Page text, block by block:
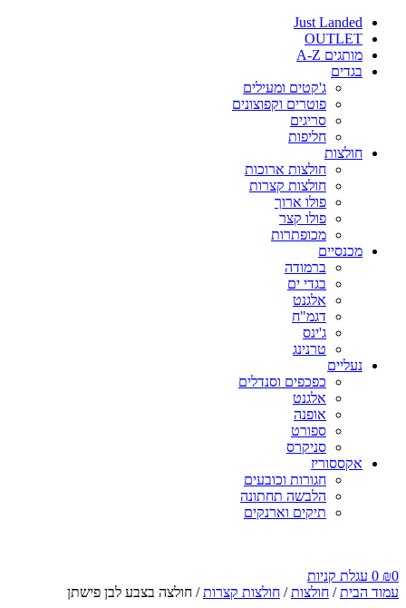
Just Landed
OUTLET
מותגים A-Z
בגדים
ג'קטים ומעילים
פוטרים וקפוצונים
סריגים
חליפות
חולצות
חולצות ארוכות
חולצות קצרות
פולו ארוך
פולו קצר
מכופתרות
מכנסיים
ברמודה
בגדי ים
אלגנט
דגמ"ח
ג'ינס
טרנינג
נעליים
כפכפים וסנדלים
אלגנט
אופנה
ספורט
סניקרס
אקססוריז
חגורות וכובעים
הלבשה תחתונה
תיקים וארנקים
₪0
0 עגלת קניות
עמוד הבית/ חולצות/ חולצות קצרות/ חולצה בצבע לבן פישתן